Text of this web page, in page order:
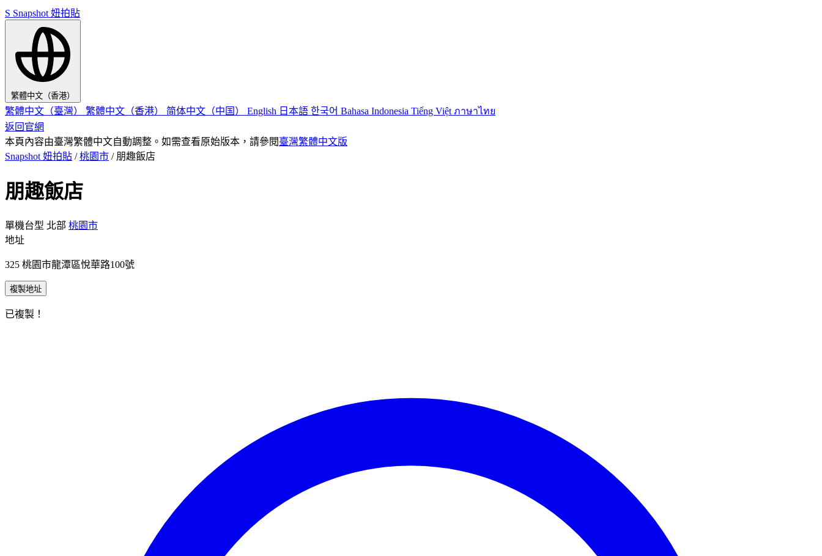
S Snapshot 妞拍貼
繁體中文（香港）
繁體中文（臺灣） 繁體中文（香港） 简体中文（中国） English 日本語 한국어 Bahasa Indonesia Tiếng Việt ภาษาไทย
返回官網
本頁內容由臺灣繁體中文自動調整。如需查看原始版本，請參閱臺灣繁體中文版
Snapshot 妞拍貼 / 桃園市 / 朋趣飯店
朋趣飯店
單機台型 北部 桃園市
地址
325 桃園市龍潭區悅華路100號
複製地址
已複製！